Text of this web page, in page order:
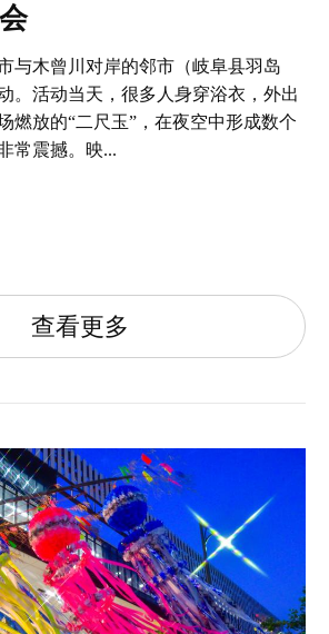
与木曾川对岸的邻市（岐阜县羽岛
。活动当天，很多人身穿浴衣，外出
燃放的“二尺玉”，在夜空中形成数个
常震撼。映...
查看更多